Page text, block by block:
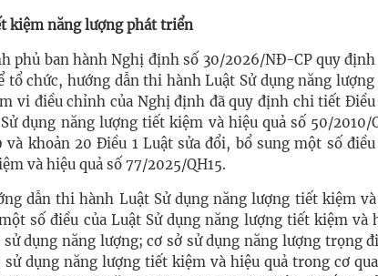
kiệm năng lượng phát triển
phủ ban hành Nghị định số 30/2026/NĐ-CP quy
tổ chức, hướng dẫn thi hành Luật Sử dụng năng
vi điều chỉnh của Nghị định đã quy định chi tiết
dụng năng lượng tiết kiệm và hiệu quả số 50/2010/
và khoản 20 Điều 1 Luật sửa đổi, bổ sung một số điều
và hiệu quả số 77/2025/QH15.
dẫn thi hành Luật Sử dụng năng lượng tiết kiệm
số điều của Luật Sử dụng năng lượng tiết kiệm và
dụng năng lượng; cơ sở sử dụng năng lượng trọng
dụng năng lượng tiết kiệm và hiệu quả trong cơ